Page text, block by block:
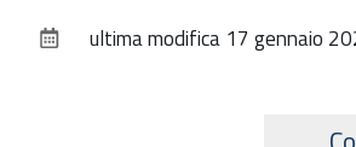
documentoultima modifica 17 gennaio